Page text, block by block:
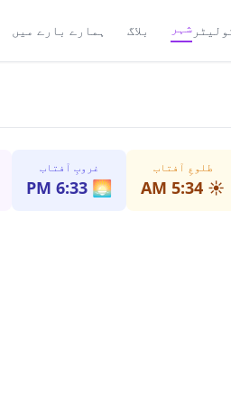
شہر بلاگ ہمارے بارے میں
طلوعِ آفتاب
☀️
5:34 AM
غروبِ آفتاب
🌅
6:33 PM